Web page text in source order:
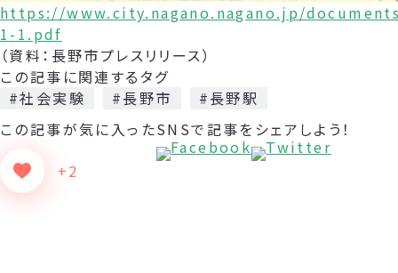
https://www.city.nagano.nagano.jp/
1-1.pdf
（資料：長野市プレスリリース）
この記事に関連するタグ
#社会実験
#長野市
#長野駅
この記事が気に入った
+2
SNSで記事をシェアしよう！